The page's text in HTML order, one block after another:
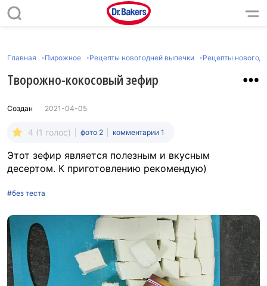
Главная Пирожное Рецепты новогодней выпечки Рецепты
Творожно-кокосовый зефир
Создан 2021-04-05
4 (1 голос) фото 2 комментарии 1
Этот зефир является полезным и вкусным
десертом. К приготовлению рекомендую)
#без теста